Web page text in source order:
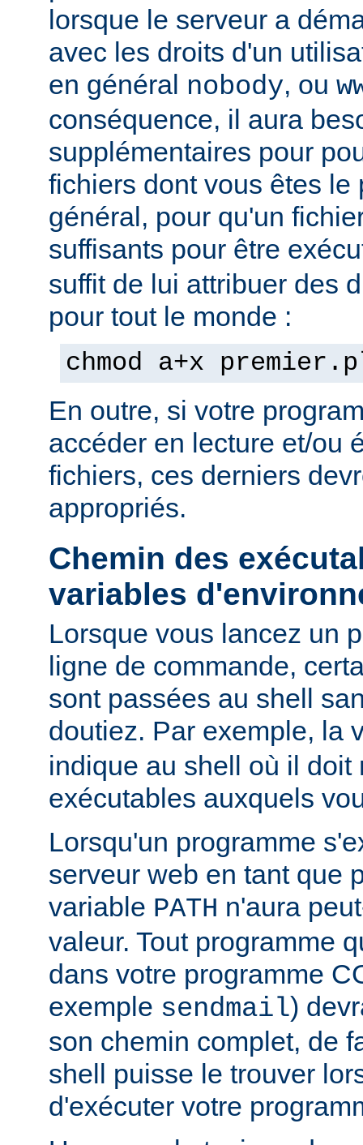
lorsque le serveur a
avec les droits d'un
en général nobody, ou
conséquence, il aura
supplémentaires pour
fichiers dont vous êtes le
général, pour qu'un
suffisants pour être
suffit de lui attribuer des
pour tout le monde :
chmod a+x
En outre, si votre
accéder en lecture et/ou
fichiers, ces derniers
appropriés.
Chemin des
variables
Lorsque vous lancez un
ligne de commande,
sont passées au shell
doutiez. Par exemple, la
indique au shell où il doit
exécutables auxquels
Lorsqu'un programme
serveur web en tant que
variable PATH n'aura
valeur. Tout programme
dans votre programme
exemple sendmail)
son chemin complet, de
shell puisse le trouver
d'exécuter votre